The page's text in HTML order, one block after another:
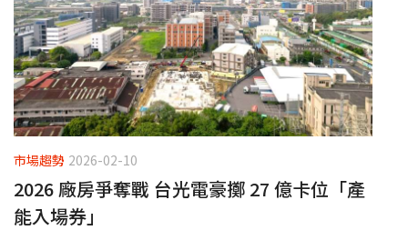
市場趨勢 2026-02-10
2026 廠房爭奪戰 台光電豪擲 27 億卡位「產
能入場券」